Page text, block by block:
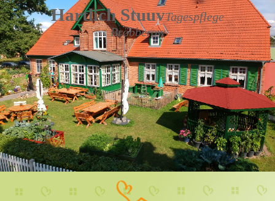
Hartlich StuuvTagespflege
Bröbberow